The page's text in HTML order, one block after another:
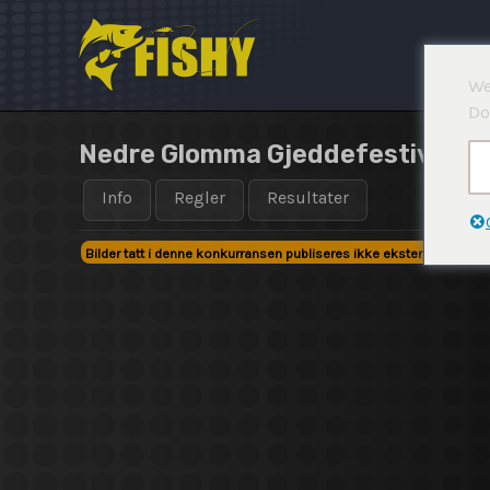
Nedre Glomma Gjeddefestival
Info Regler Resultater
Bilder tatt i denne konkurransen publiseres ikke eksternt!